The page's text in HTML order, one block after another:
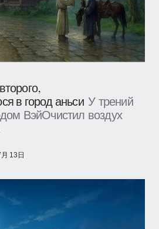
в город аньси У трений
ВэйОчистил воздух
13日